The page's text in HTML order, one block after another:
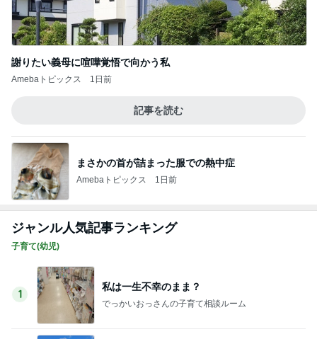
Amebaトピックス
記事を読む
Amebaトピックス 1日前
ジャンル人気記事ランキング
子育て(幼児)
1
でっかいおっさんの子育て相談ルーム
2
総体の試合で負けた後 おっさんバス
ケのコーチになる編
でっかいおっさんの子育て相談ルーム